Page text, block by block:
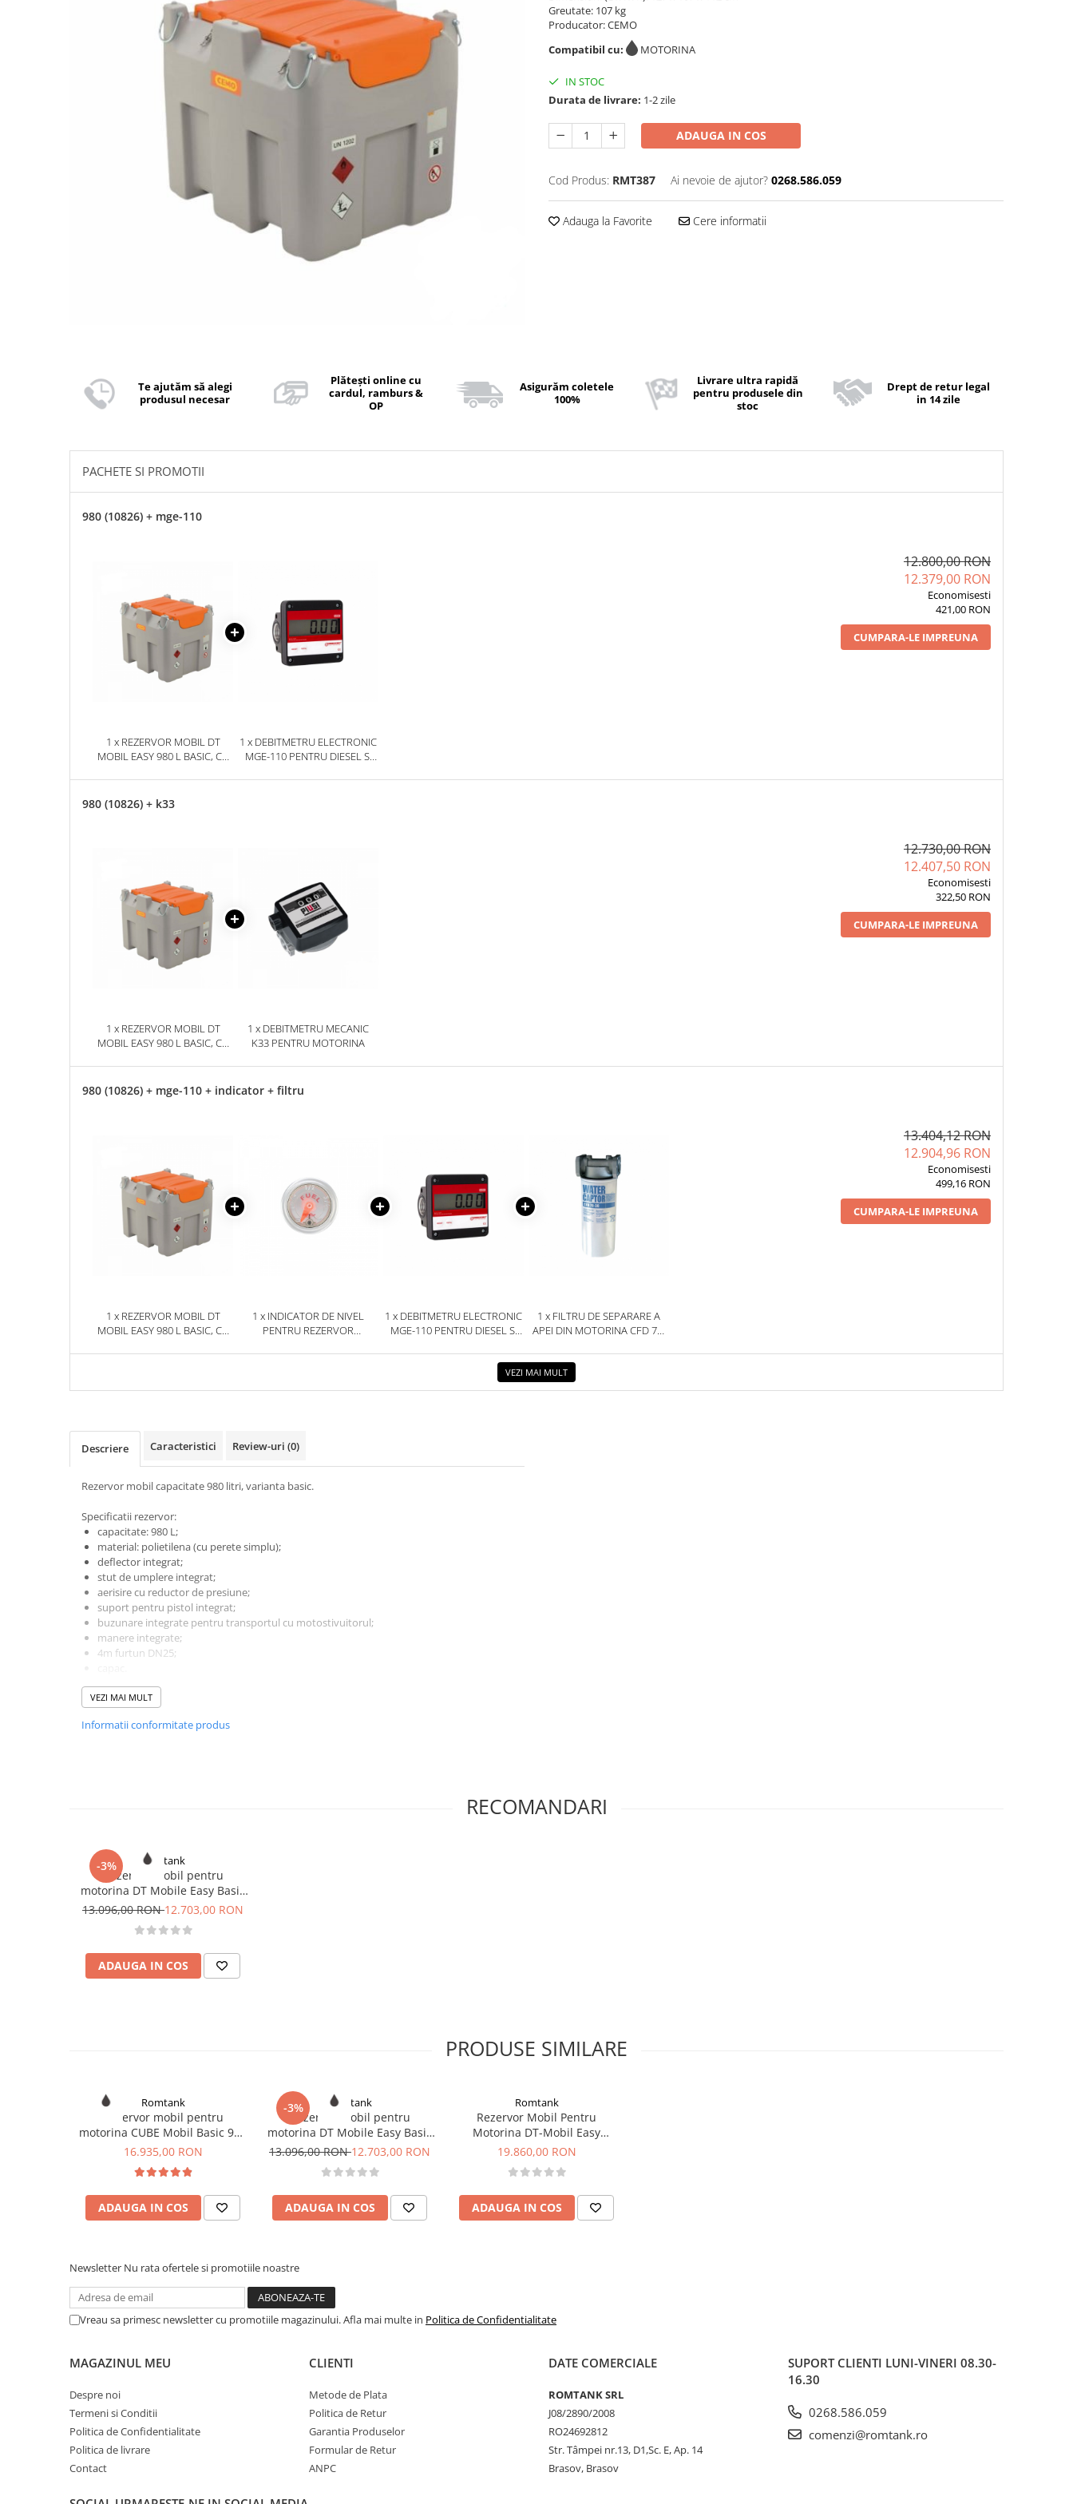
Rezervoare stationare supraterane
Facebook
Greutate: 107 kg
Producator: CEMO
Compatibil cu:
MOTORINA
IN STOC
Durata de livrare: 1-2 zile
ADAUGA IN COS
Cod Produs: RMT387 Ai nevoie de ajutor? 0268.586.059
Adauga la Favorite Cere informatii
Te ajutăm să alegi
produsul necesar
Plătești online cu
cardul, ramburs &
OP
Asigurăm coletele
100%
Livrare ultra rapidă
pentru produsele din
stoc
Drept de retur legal
in 14 zile
PACHETE SI PROMOTII
980 (10826) + mge-110
1 x REZERVOR MOBIL DT
MOBIL EASY 980 L BASIC, CU
230V
1 x DEBITMETRU ELECTRONIC
MGE-110 PENTRU DIESEL SI
12.800,00 RON
12.379,00 RON
Economisesti
421,00 RON
CUMPARA-LE IMPREUNA
980 (10826) + k33
1 x REZERVOR MOBIL DT
MOBIL EASY 980 L BASIC, CU
230V
1 x DEBITMETRU MECANIC
K33 PENTRU MOTORINA
12.730,00 RON
12.407,50 RON
Economisesti
322,50 RON
CUMPARA-LE IMPREUNA
980 (10826) + mge-110 + indicator + filtru
1 x REZERVOR MOBIL DT
MOBIL EASY 980 L BASIC, CU
230V
1 x INDICATOR DE NIVEL
PENTRU REZERVOR
1 x DEBITMETRU ELECTRONIC
MGE-110 PENTRU DIESEL SI
1 x FILTRU DE SEPARARE A
APEI DIN MOTORINA CFD 70-
13.404,12 RON
12.904,96 RON
Economisesti
499,16 RON
CUMPARA-LE IMPREUNA
VEZI MAI MULT
Descriere Caracteristici Review-uri (0)
Rezervor mobil capacitate 980 litri, varianta basic.
Specificatii rezervor:
capacitate: 980 L;
material: polietilena (cu perete simplu);
deflector integrat;
stut de umplere integrat;
aerisire cu reductor de presiune;
suport pentru pistol integrat;
buzunare integrate pentru transportul cu motostivuitorul;
manere integrate;
4m furtun DN25;
Specificatii pompa:
debit: 72 l/min;
VEZI MAI MULT
Informatii conformitate produs
RECOMANDARI
-3% Romtank
Rezervor mobil pentru
motorina DT Mobile Easy Basic
980 l, BIPUMP 12V, 85 l/min,
13.096,00 RON12.703,00 RON
ADAUGA IN COS
PRODUSE SIMILARE
Romtank
Rezervor mobil pentru
motorina CUBE Mobil Basic 980
L, pompa Bipump, 12V
16.935,00 RON
ADAUGA IN COS
-3% Romtank
Rezervor mobil pentru
motorina DT Mobile Easy Basic
980 l, BIPUMP 12V, 85 l/min,
13.096,00 RON12.703,00 RON
ADAUGA IN COS
Romtank
Rezervor Mobil Pentru
Motorina DT-Mobil Easy
Premium 980 L, BIPUMP, 12V
19.860,00 RON
ADAUGA IN COS
Newsletter Nu rata ofertele si promotiile noastre
Vreau sa primesc newsletter cu promotiile magazinului. Afla mai multe in Politica de Confidentialitate
MAGAZINUL MEU
Despre noi
Termeni si Conditii
Politica de Confidentialitate
Politica de livrare
Contact
CLIENTI
Metode de Plata
Politica de Retur
Garantia Produselor
Formular de Retur
ANPC
DATE COMERCIALE
ROMTANK SRL
J08/2890/2008
RO24692812
Str. Tâmpei nr.13, D1,Sc. E, Ap. 14
Brasov, Brasov
SUPORT CLIENTI LUNI-VINERI 08.30-
16.30
0268.586.059
comenzi@romtank.ro